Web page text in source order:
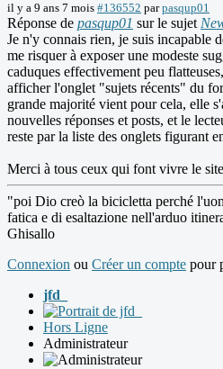
il y a 9 ans 7 mois #136552 parpasqup01
Réponse de pasqup01 sur le sujet
Je n'y connais rien, je suis incapable
me risquer à exposer une modeste
caduques effectivement peu
afficher l'onglet "sujets récents" du
grande majorité vient pour cela, elle
nouvelles réponses et posts, et le
reste par la liste des onglets figurant
Merci à tous ceux qui font vivre le site
"poi Dio creò la bicicletta perché
fatica e di esaltazione nell'arduo
Ghisallo
Connexion ou Créer un compte pour
jfd_
Hors Ligne
Administrateur